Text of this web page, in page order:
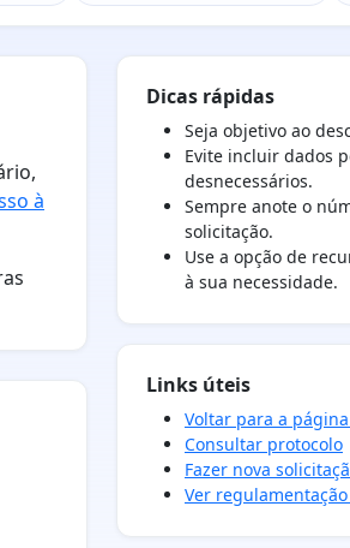
à
Dicas rápidas
Seja objetivo ao
Evite incluir dados
desnecessários.
Sempre anote o
solicitação.
Use a opção de
à sua necessidade.
Links úteis
Voltar para a
Consultar protocolo
Fazer nova
Ver regulamentação